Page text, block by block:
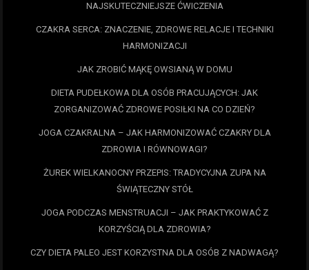
NAJSKUTECZNIEJSZE ĆWICZENIA
CZAKRA SERCA: ZNACZENIE, ZDROWE RELACJE I TECHNIKI
HARMONIZACJI
JAK ZROBIĆ MĄKĘ OWSIANĄ W DOMU
DIETA PUDEŁKOWA DLA OSÓB PRACUJĄCYCH: JAK
ZORGANIZOWAĆ ZDROWE POSIŁKI NA CO DZIEŃ?
JOGA CZAKRALNA – JAK HARMONIZOWAĆ CZAKRY DLA
ZDROWIA I RÓWNOWAGI?
ŻUREK WIELKANOCNY PRZEPIS: TRADYCYJNA ZUPA NA
ŚWIĄTECZNY STÓŁ
JOGA PODCZAS MENSTRUACJI – JAK PRAKTYKOWAĆ Z
KORZYŚCIĄ DLA ZDROWIA?
CZY DIETA PALEO JEST KORZYSTNA DLA OSÓB Z NADWAGĄ?